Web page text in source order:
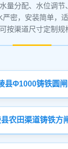
量分配、水位调节
严密，安装简单，
按渠道尺寸定制规
县Φ1000铸铁圆闸
农田渠道铸铁方